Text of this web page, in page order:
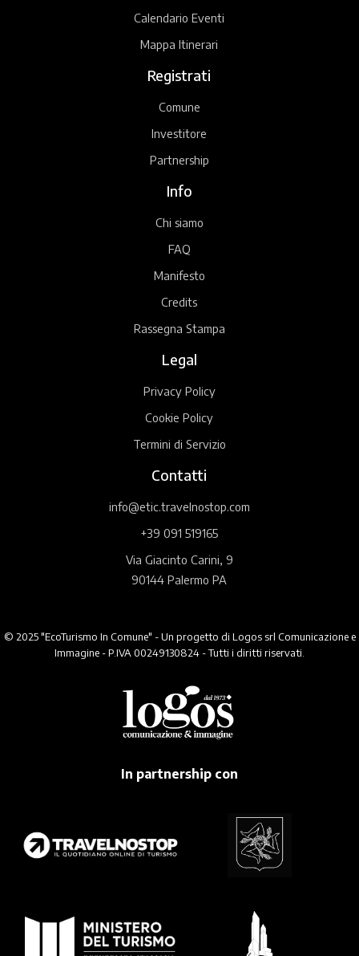
Calendario Eventi
Mappa Itinerari
Registrati
Comune
Investitore
Partnership
Info
Chi siamo
FAQ
Manifesto
Credits
Rassegna Stampa
Legal
Privacy Policy
Cookie Policy
Termini di Servizio
Contatti
info@etic.travelnostop.com
+39 091 519165
Via Giacinto Carini, 9
90144 Palermo PA
© 2025 "EcoTurismo In Comune" - Un progetto di Logos srl Comunicazione e
Immagine - P.IVA 00249130824 - Tutti i diritti riservati.
In partnership con